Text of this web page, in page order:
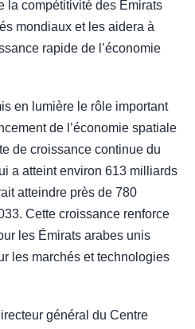
la compétitivité des Émirats
mondiaux et les aidera à
rapide de l’économie
en lumière le rôle important
de l’économie spatiale
de croissance continue du
a atteint environ 613 milliards
atteindre près de 780
Cette croissance renforce
les Émirats arabes unis
les marchés et technologies
général du Centre